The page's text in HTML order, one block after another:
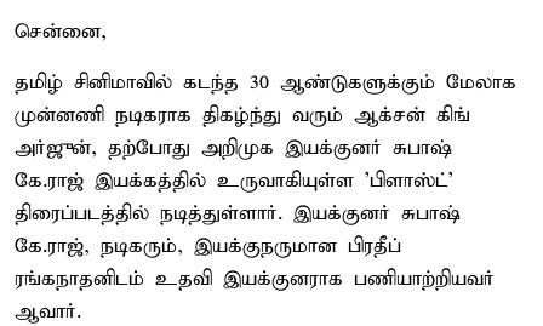
சென்னை,
தமிழ் சினிமாவில் கடந்த 30 ஆண்டுகளுக்கும் மேலாக
முன்னணி நடிகராக திகழ்ந்து வரும் ஆக்சன் கிங்
அர்ஜுன், தற்போது அறிமுக இயக்குனர் சுபாஷ்
கே.ராஜ் இயக்கத்தில் உருவாகியுள்ள 'பிளாஸ்ட்'
திரைப்படத்தில் நடித்துள்ளார். இயக்குனர் சுபாஷ்
கே.ராஜ், நடிகரும், இயக்குநருமான பிரதீப்
ரங்கநாதனிடம் உதவி இயக்குனராக பணியாற்றியவர்
ஆவார்.